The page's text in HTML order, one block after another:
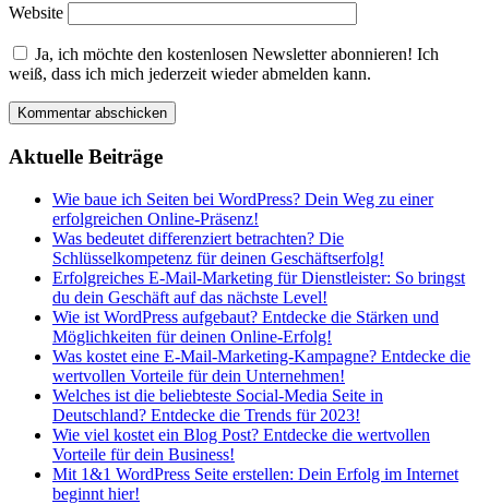
Website
Ja, ich möchte den kostenlosen Newsletter abonnieren! Ich
weiß, dass ich mich jederzeit wieder abmelden kann.
Aktuelle Beiträge
Wie baue ich Seiten bei WordPress? Dein Weg zu einer
erfolgreichen Online-Präsenz!
Was bedeutet differenziert betrachten? Die
Schlüsselkompetenz für deinen Geschäftserfolg!
Erfolgreiches E-Mail-Marketing für Dienstleister: So bringst
du dein Geschäft auf das nächste Level!
Wie ist WordPress aufgebaut? Entdecke die Stärken und
Möglichkeiten für deinen Online-Erfolg!
Was kostet eine E-Mail-Marketing-Kampagne? Entdecke die
wertvollen Vorteile für dein Unternehmen!
Welches ist die beliebteste Social-Media Seite in
Deutschland? Entdecke die Trends für 2023!
Wie viel kostet ein Blog Post? Entdecke die wertvollen
Vorteile für dein Business!
Mit 1&1 WordPress Seite erstellen: Dein Erfolg im Internet
beginnt hier!